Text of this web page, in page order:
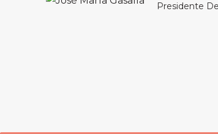
Presidente